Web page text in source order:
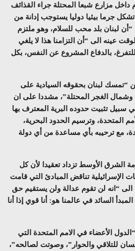
داخل مزارع شبعا المحتلة جراء القذائف
تشكل جرما بيئيا دوليا يستوجب إدانة من
لبنان بلد محب للسلام، وهو ملتزم
في الوقت عينه الى “أن التزامنا هذا لا يلغي
بالدفاع المشروع عن النفس، بكل
“تمسك لبنان بحقوقه السيادية على
وشمال الغجر المحتلة”، مشددا على ان
سبيل تثبيت حدوده البرية المعترف بها
المتحدة، وترسيم الحدود البحرية،
مع ترحيبه بأي مساعدة من أي دولة
الشرق الأوسط تزداد تعقيدا لأن كل
الإسرائيلية تناقض المبادئ التي قامت
الى “انه لن تقوم عدالة ولن يستقيم حق
السائد في عالمنا هو: أنا قوي إذا أنا
الأعضاء في الامم المتحدة التي
للتلاقي والحوار”، وصوتت لصالحه”،